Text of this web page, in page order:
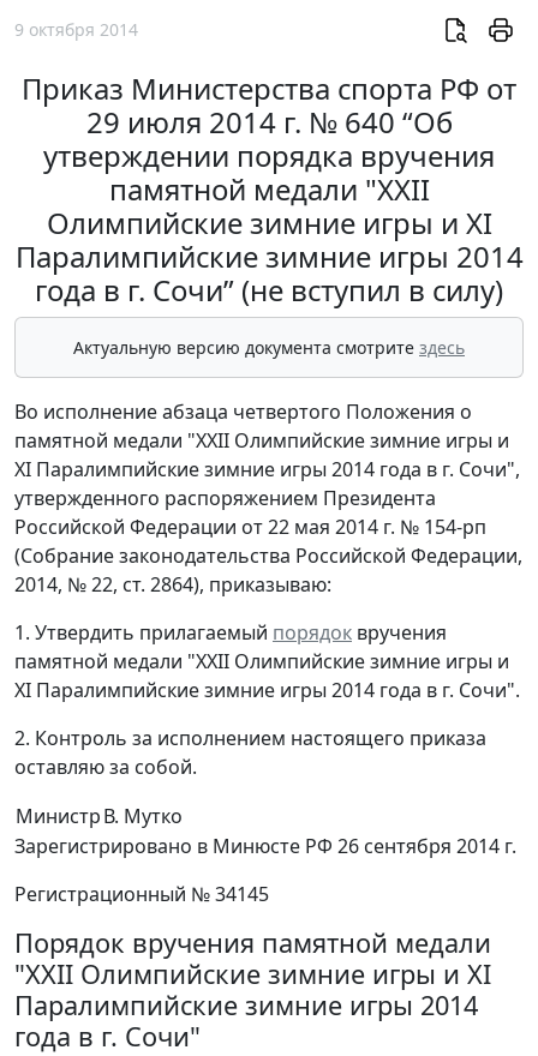
9 октября 2014
Приказ Министерства спорта РФ от
29 июля 2014 г. № 640 “Об
утверждении порядка вручения
памятной медали "XXII
Олимпийские зимние игры и XI
Паралимпийские зимние игры 2014
года в г. Сочи” (не вступил в силу)
Актуальную версию документа смотрите здесь
Во исполнение абзаца четвертого Положения о
памятной медали "XXII Олимпийские зимние игры и
XI Паралимпийские зимние игры 2014 года в г. Сочи",
утвержденного распоряжением Президента
Российской Федерации от 22 мая 2014 г. № 154-рп
(Собрание законодательства Российской Федерации,
2014, № 22, ст. 2864), приказываю:
1. Утвердить прилагаемый порядок вручения
памятной медали "XXII Олимпийские зимние игры и
XI Паралимпийские зимние игры 2014 года в г. Сочи".
2. Контроль за исполнением настоящего приказа
оставляю за собой.
МинистрВ. Мутко
Зарегистрировано в Минюсте РФ 26 сентября 2014 г.
Регистрационный № 34145
Порядок вручения памятной медали
"XXII Олимпийские зимние игры и XI
Паралимпийские зимние игры 2014
года в г. Сочи"